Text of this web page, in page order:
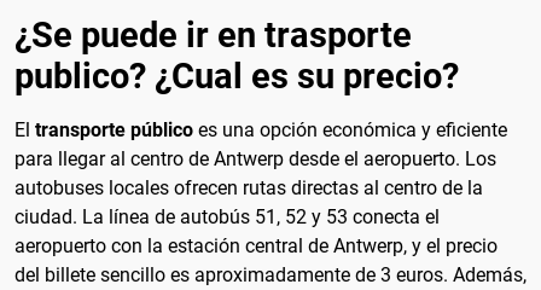
¿Se puede ir en trasporte
publico? ¿Cual es su precio?
El transporte público es una opción económica y eficiente
para llegar al centro de Antwerp desde el aeropuerto. Los
autobuses locales ofrecen rutas directas al centro de la
ciudad. La línea de autobús 51, 52 y 53 conecta el
aeropuerto con la estación central de Antwerp, y el precio
del billete sencillo es aproximadamente de 3 euros. Además,